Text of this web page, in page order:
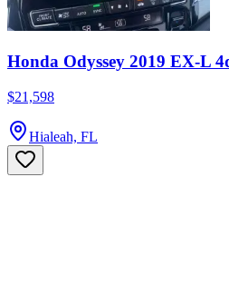
Honda Odyssey 2019 EX-L
$21,598
Hialeah, FL